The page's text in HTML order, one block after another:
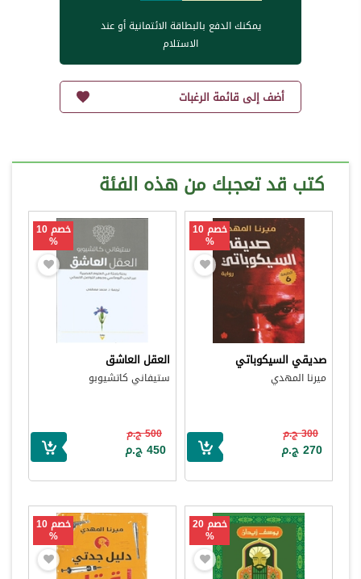
يمكنك الدفع بالبطاقة الائتمانية أو عند
الاستلام
أضف إلى قائمة الرغبات
كتب قد تعجبك من هذه الفئة
خصم 10
%
صديقي السيكوباتي
ميرنا المهدي
300 ج.م
270 ج.م
خصم 10
%
العقل العاشق
ستيفاني كاتشيوبو
500 ج.م
450 ج.م
خصم 20
%
خصم 10
%